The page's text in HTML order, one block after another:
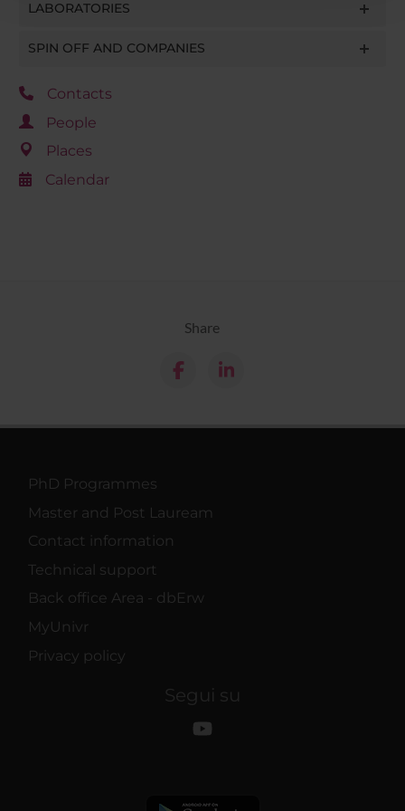
con altre informazioni che hai fornito loro o che hanno
LABORATORIES
SPIN OFF AND COMPANIES
Contacts
People
Places
Calendar
Share
PhD Programmes
Master and Post Lauream
Contact information
Technical support
Back office Area - dbErw
MyUnivr
Privacy policy
Segui su